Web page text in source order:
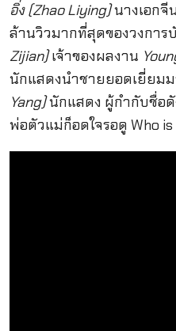
อิ่ง (Zhao Liying)นางเอก
ล้านวิวมากที่สุดของวงการ
Zijian)เจ้าของผลงาน
นักแสดงนำชายยอดเยี่ยม
Yang)นักแสดง ผู้กำกับชื่อดั
พ่อตัวแม่ก็อดใจรอดู Who is